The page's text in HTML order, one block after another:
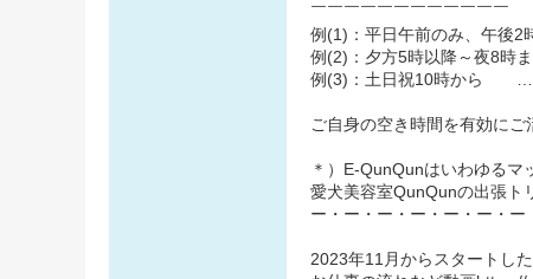
￣￣￣￣￣￣￣￣￣￣￣￣
例(1)：平日午前のみ、午後2
例(2)：夕方5時以降～夜8時
例(3)：土日祝10時から …
ご自身の空き時間を有効にご
＊）E-QunQunはいわゆるマ
愛犬美容室QunQunの出張ト
ー・ー・ー・ー・ー・ー・ー
2023年11月からスタートし